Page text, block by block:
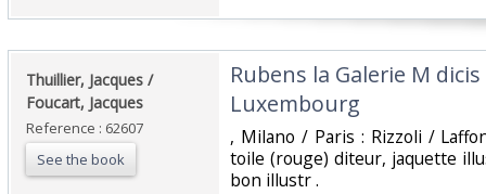
‎Thuillier, Jacques /
Foucart, Jacques‎
Reference : 62607
See the book
‎Rubens la Galerie M
Luxembourg‎
‎, Milano / Paris : Rizzoli /
toile (rouge) diteur, jaquette
bon illustr .‎